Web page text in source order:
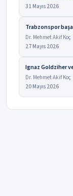
31 Mayıs 2026
Trabzonspor
Dr. Mehmet Akif Koç
27 Mayıs 2026
Ignaz Goldziher
Dr. Mehmet Akif Koç
20 Mayıs 2026